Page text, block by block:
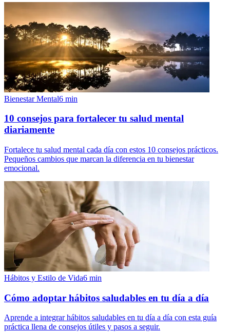
Bienestar Mental6 min
10 consejos para fortalecer tu salud mental
diariamente
Fortalece tu salud mental cada día con estos 10 consejos prácticos.
Pequeños cambios que marcan la diferencia en tu bienestar
emocional.
Hábitos y Estilo de Vida6 min
Cómo adoptar hábitos saludables en tu día a día
Aprende a integrar hábitos saludables en tu día a día con esta guía
práctica llena de consejos útiles y pasos a seguir.